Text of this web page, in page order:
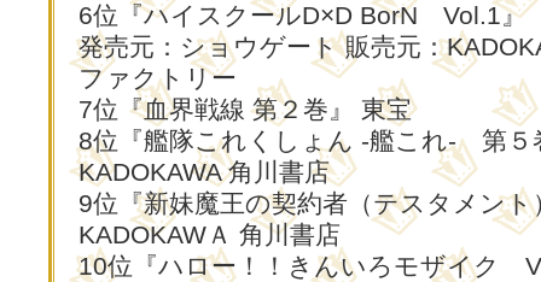
6位『ハイスクールD×D BorN Vol.1』
発売元：ショウゲート 販売元：
ファクトリー
7位『血界戦線 第２巻』 東宝
8位『艦隊これくしょん -艦これ- 第５
KADOKAWA 角川書店
9位『新妹魔王の契約者（テスタメント
KADOKAWＡ 角川書店
10位『ハロー！！きんいろモザイク